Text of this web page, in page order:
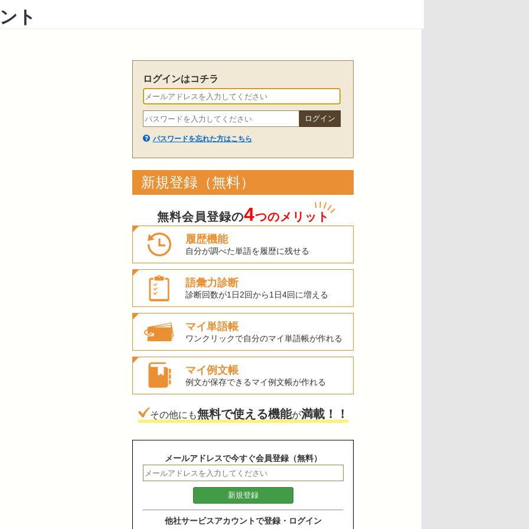
ト
ログインはコチラ
パスワードを忘れた方はこちら
新規登録（無料）
無料会員登録の4つのメリット
履歴機能
自分が調べた単語を履歴に残せる
語彙力診断
診断回数が1日2回から1日4回に増える
マイ単語帳
ワンクリックで自分のマイ単語帳が作れる
マイ例文帳
例文が保存できるマイ例文帳が作れる
その他にも無料で使える機能が満載！！
メールアドレスで今すぐ会員登録（無料）
他社サービスアカウントで登録・ログイン